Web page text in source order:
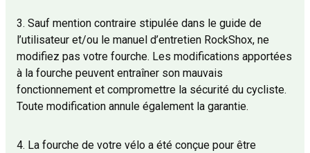
3. Sauf mention contraire stipulée dans le guide de
l’utilisateur et/ou le manuel d’entretien RockShox, ne
modifiez pas votre fourche. Les modifications apportées
à la fourche peuvent entraîner son mauvais
fonctionnement et compromettre la sécurité du cycliste.
Toute modification annule également la garantie.
4. La fourche de votre vélo a été conçue pour être